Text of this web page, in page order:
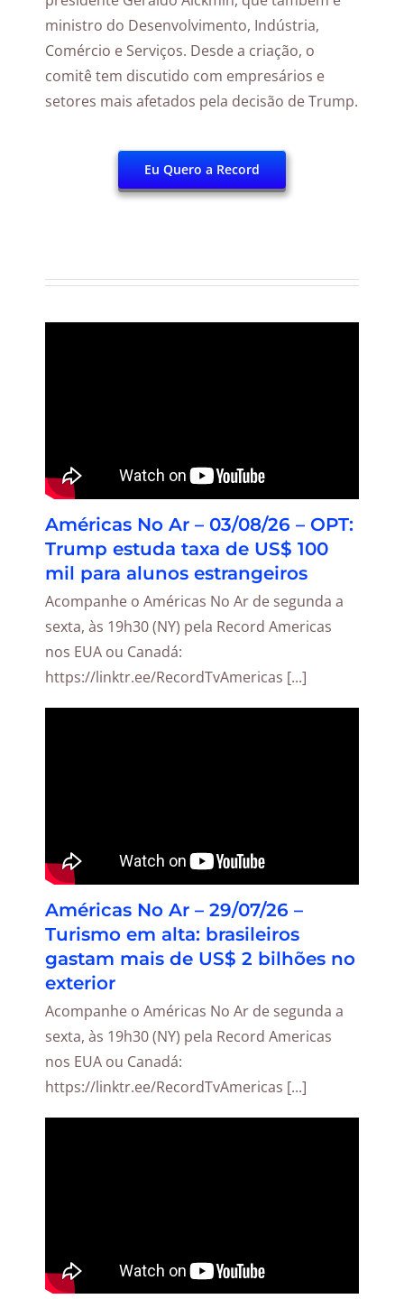
ministro do Desenvolvimento, Indústria,
Comércio e Serviços. Desde a criação, o
comitê tem discutido com empresários e
setores mais afetados pela decisão de Trump.
Eu Quero a Record
Américas No Ar – 03/08/26 – OPT:
Trump estuda taxa de US$ 100
mil para alunos estrangeiros
Acompanhe o Américas No Ar de segunda a
sexta, às 19h30 (NY) pela Record Americas
nos EUA ou Canadá:
https://linktr.ee/RecordTvAmericas [...]
Américas No Ar – 29/07/26 –
Turismo em alta: brasileiros
gastam mais de US$ 2 bilhões no
exterior
Acompanhe o Américas No Ar de segunda a
sexta, às 19h30 (NY) pela Record Americas
nos EUA ou Canadá:
https://linktr.ee/RecordTvAmericas [...]